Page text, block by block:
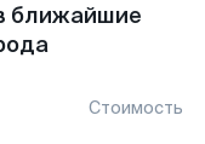
ближайшие
Стоимость